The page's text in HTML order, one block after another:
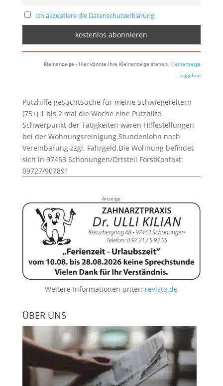
Ich akzeptiere die Datenschutzerklärung.
Kleinanzeige - Hier könnte Ihre Kleinanzeige stehen: Kleinanzeige
aufgeben
Putzhilfe gesuchtSuche für meine Schwiegereltern
(75+) 1 bis 2 mal die Woche eine Putzhilfe.
Schwerpunkt der Tätigkeiten wären Hilfestellungen
bei der Wohnungsreinigung.Stundenlohn nach
Vereinbarung zzgl. Fahrgeld.Die Wohnung befindet
sich in 97453 Schonungen/Ortsteil ForstKontakt:
09727/907891
Anzeige
Weitere Informationen unter: revista.de
ÜBER UNS